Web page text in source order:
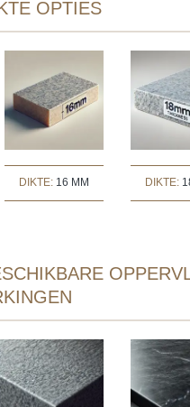
OPTIES
DIKTE: 16 MM DIKTE: